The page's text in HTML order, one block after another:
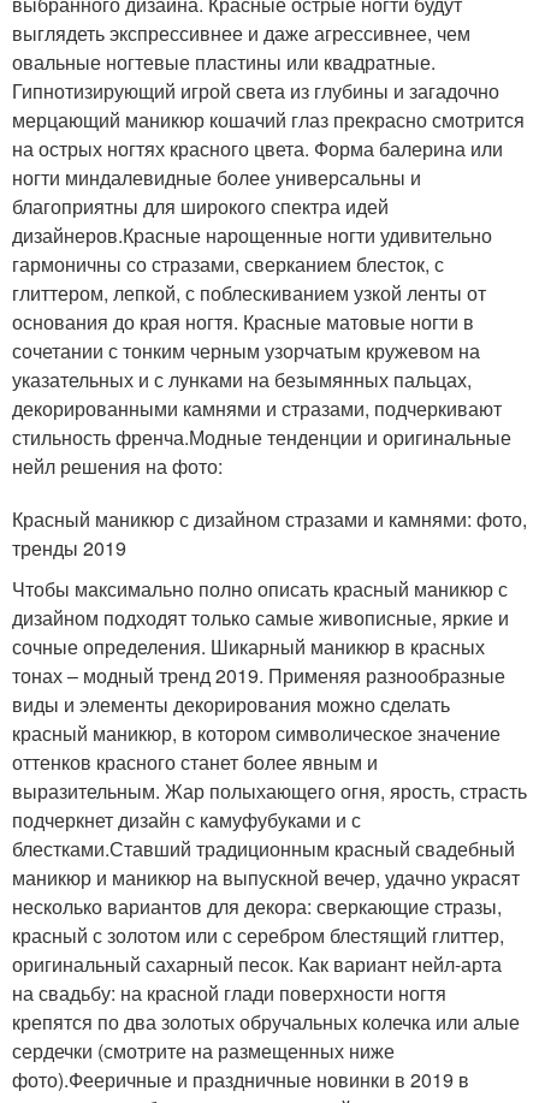
выглядеть экспрессивнее и даже агрессивнее, чем
овальные ногтевые пластины или квадратные.
Гипнотизирующий игрой света из глубины и загадочно
мерцающий маникюр кошачий глаз прекрасно смотрится
на острых ногтях красного цвета. Форма балерина или
ногти миндалевидные более универсальны и
благоприятны для широкого спектра идей
дизайнеров.Красные нарощенные ногти удивительно
гармоничны со стразами, сверканием блесток, с
глиттером, лепкой, с поблескиванием узкой ленты от
основания до края ногтя. Красные матовые ногти в
сочетании с тонким черным узорчатым кружевом на
указательных и с лунками на безымянных пальцах,
декорированными камнями и стразами, подчеркивают
стильность френча.Модные тенденции и оригинальные
нейл решения на фото:
Красный маникюр с дизайном стразами и камнями: фото,
тренды 2019
Чтобы максимально полно описать красный маникюр с
дизайном подходят только самые живописные, яркие и
сочные определения. Шикарный маникюр в красных
тонах – модный тренд 2019. Применяя разнообразные
виды и элементы декорирования можно сделать
красный маникюр, в котором символическое значение
оттенков красного станет более явным и
выразительным. Жар полыхающего огня, ярость, страсть
подчеркнет дизайн с камуфубуками и с
блестками.Ставший традиционным красный свадебный
маникюр и маникюр на выпускной вечер, удачно украсят
несколько вариантов для декора: сверкающие стразы,
красный с золотом или с серебром блестящий глиттер,
оригинальный сахарный песок. Как вариант нейл-арта
на свадьбу: на красной глади поверхности ногтя
крепятся по два золотых обручальных колечка или алые
сердечки (смотрите на размещенных ниже
фото).Фееричные и праздничные новинки в 2019 в